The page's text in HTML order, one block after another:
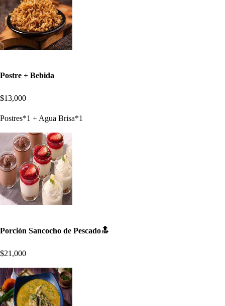
Postre + Bebida
$13,000
Postres*1 + Agua Brisa*1
Porción Sancocho de Pescado🔝
$21,000